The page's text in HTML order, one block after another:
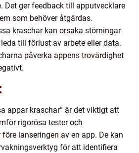
Det ger feedback till apputvecklare
som behöver åtgärdas.
kraschar kan orsaka störningar
till förlust av arbete eller data.
påverka appens trovärdighet
appar kraschar” är det viktigt att
rigorösa tester och
lanseringen av en app. De kan
för att identifiera